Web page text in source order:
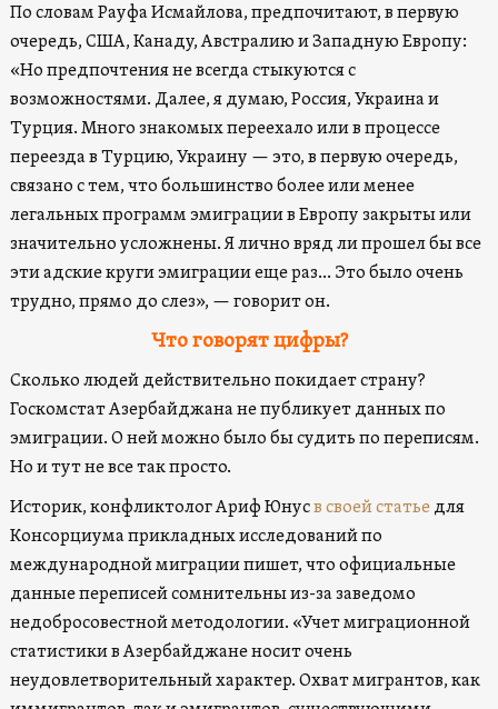
По словам Рауфа Исмайлова, предпочитают, в первую
очередь, США, Канаду, Австралию и Западную Европу:
«Но предпочтения не всегда стыкуются с
возможностями. Далее, я думаю, Россия, Украина и
Турция. Много знакомых переехало или в процессе
переезда в Турцию, Украину — это, в первую очередь,
связано с тем, что большинство более или менее
легальных программ эмиграции в Европу закрыты или
значительно усложнены. Я лично вряд ли прошел бы все
эти адские круги эмиграции еще раз… Это было очень
трудно, прямо до слез», — говорит он.
Что говорят цифры?
Сколько людей действительно покидает страну?
Госкомстат Азербайджана не публикует данных по
эмиграции. О ней можно было бы судить по переписям.
Но и тут не все так просто.
Историк, конфликтолог Ариф Юнусв своей статьедля
Консорциума прикладных исследований по
международной миграции пишет, что официальные
данные переписей сомнительны из-за заведомо
недобросовестной методологии. «Учет миграционной
статистики в Азербайджане носит очень
неудовлетворительный характер. Охват мигрантов, как